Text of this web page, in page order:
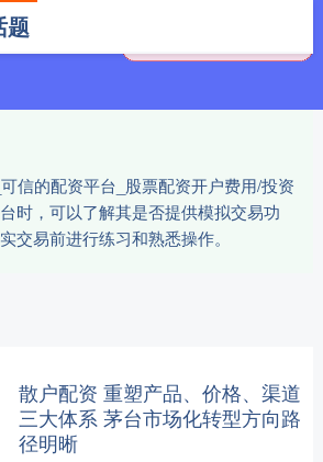
信的配资平台_股票配资开户费用/投资
时，可以了解其是否提供模拟交易功
交易前进行练习和熟悉操作。
题
散户配资 重塑产品、价格、渠道
三大体系 茅台市场化转型方向路
径明晰